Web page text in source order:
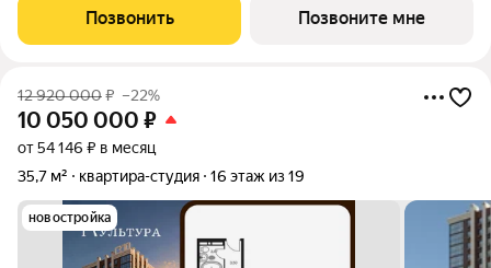
ту жизнь, которая подходит вам. Где каждое мгновение
становится частью семейной
Позвонить Позвоните мне
12 920 000₽ –22%
10 050 000 ₽
от 54 146 ₽ в месяц
35,7 м²
квартира-студия 16 этаж из 19
новостройка